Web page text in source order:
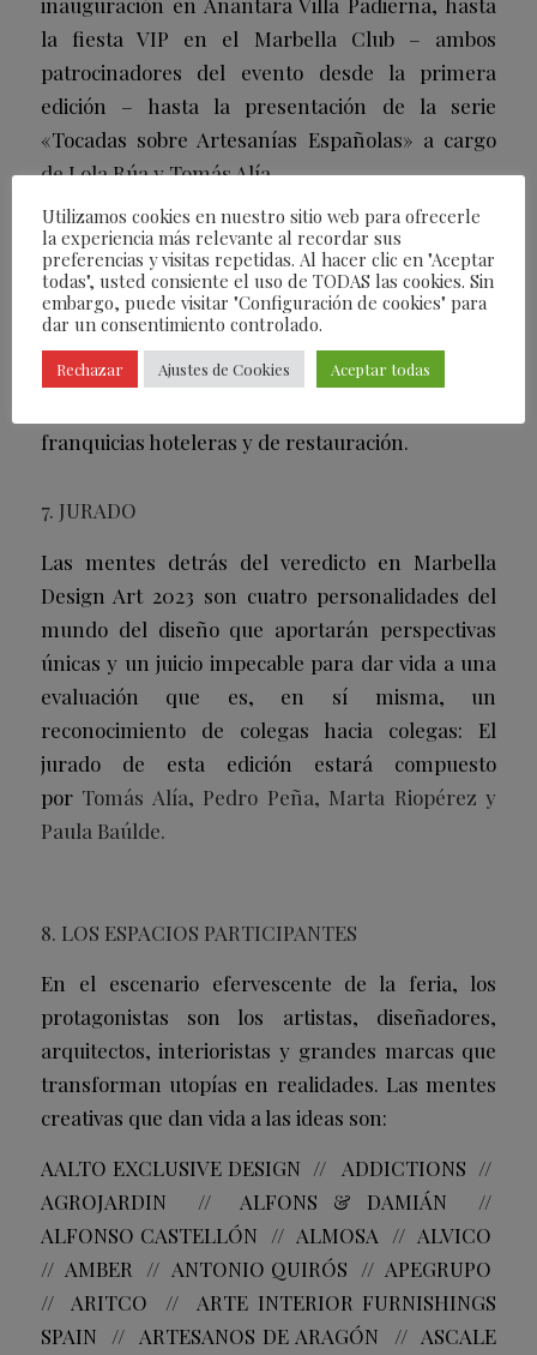
la fiesta VIP en el Marbella Club – ambos
patrocinadores del evento desde la primera
edición – hasta la presentación de la serie
«Tocadas sobre Artesanías Españolas» a cargo
de Lola Rúa y Tomás Alía.
El enfoque de negocios presentados por Cement
Design en las jornadas Pro Business, discutirá el
desarrollo de franquicias comerciales, con la
franquicias hoteleras y de restauración.
7. JURADO
Las mentes detrás del veredicto en Marbella
Design Art 2023 son cuatro personalidades del
mundo del diseño que aportarán perspectivas
únicas y un juicio impecable para dar vida a una
evaluación que es, en sí misma, un
reconocimiento de colegas hacia colegas: El
jurado de esta edición estará compuesto
por Tomás Alía, Pedro Peña, Marta Riopérez y
Paula Baúlde.
8. LOS ESPACIOS PARTICIPANTES
En el escenario efervescente de la feria, los
protagonistas son los artistas, diseñadores,
arquitectos, interioristas y grandes marcas que
transforman utopías en realidades. Las mentes
creativas que dan vida a las ideas son:
AALTO EXCLUSIVE DESIGN // ADDICTIONS //
AGROJARDIN // ALFONS & DAMIÁN //
ALFONSO CASTELLÓN // ALMOSA // ALVICO
// AMBER // ANTONIO QUIRÓS // APEGRUPO
// ARITCO // ARTE INTERIOR FURNISHINGS
SPAIN // ARTESANOS DE ARAGÓN // ASCALE
Utilizamos cookies en nuestro sitio web para ofrecerle
la experiencia más relevante al recordar sus
preferencias y visitas repetidas. Al hacer clic en "Aceptar
todas", usted consiente el uso de TODAS las cookies. Sin
embargo, puede visitar "Configuración de cookies" para
dar un consentimiento controlado.
Rechazar Ajustes de Cookies Aceptar todas